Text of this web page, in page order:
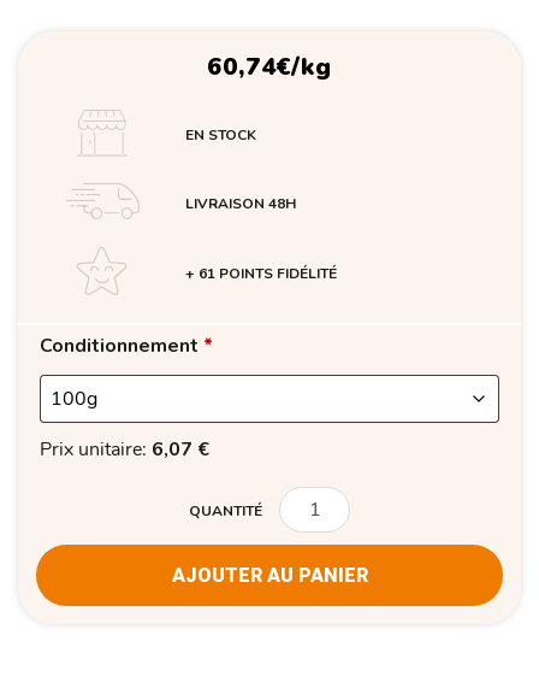
60,74€/kg
EN STOCK
LIVRAISON 48H
+ 61 POINTS FIDÉLITÉ
Conditionnement *
Prix unitaire: 6,07 €
QUANTITÉ
AJOUTER AU PANIER